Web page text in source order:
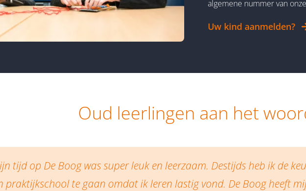
algemene nummer van
Uw kind aanmelden?
Oud leerlingen aan het
tijd op De Boog was super leuk en leerzaam. Destijds heb ik de
praktijkschool te gaan omdat ik leren lastig vond. De Boog heeft